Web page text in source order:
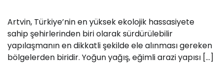
Artvin, Türkiye’nin en yüksek ekolojik hassasiyete
sahip şehirlerinden biri olarak sürdürülebilir
yapılaşmanın en dikkatli şekilde ele alınması gereken
bölgelerden biridir. Yoğun yağış, eğimli arazi yapısı […]